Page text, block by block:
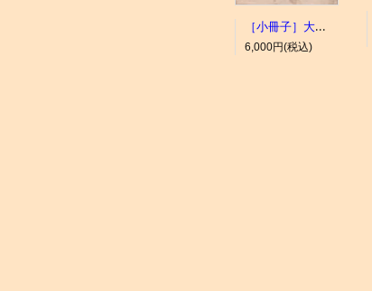
［小冊子］大井競馬場 概要
6,000円(税込)